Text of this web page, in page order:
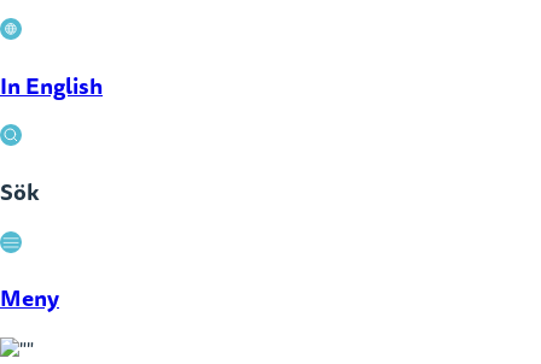
In English
Sök
Stäng
Meny